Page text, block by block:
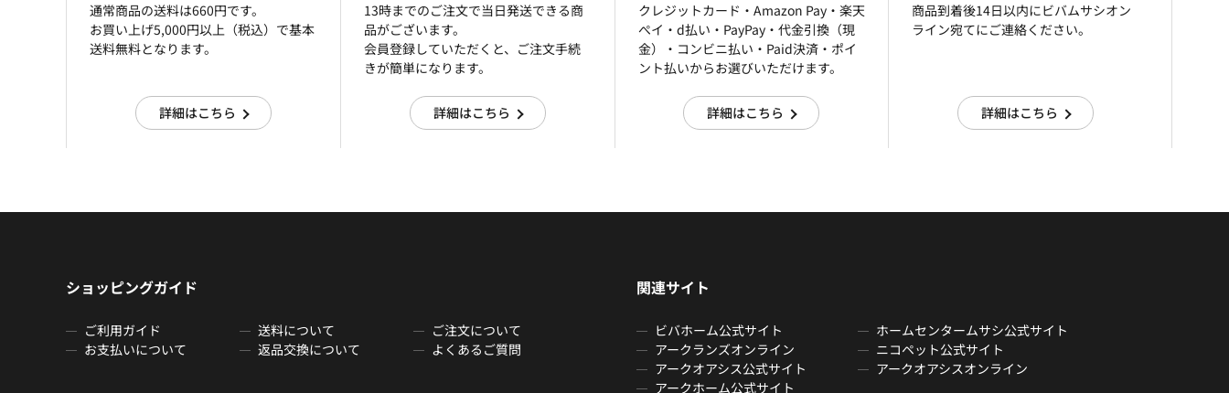
通常商品の送料は660円です。
お買い上げ5,000円以上（税込）で基本
送料無料となります。
詳細はこちら
13時までのご注文で当日発送できる商
品がございます。
会員登録していただくと、ご注文手続
きが簡単になります。
詳細はこちら
クレジットカード・Amazon Pay・楽天
ぺイ・d払い・PayPay・代金引換（現
金）・コンビニ払い・Paid決済・ポイ
ント払いからお選びいただけます。
詳細はこちら
商品到着後14日以内にビバムサシオン
ライン宛てにご連絡ください。
詳細はこちら
ショッピングガイド
ご利用ガイド 送料について
ご注文について
お支払いについて
返品交換について よくあるご質問
関連サイト
ビバホーム公式サイト
ホームセンタームサシ公式サイト
アークランズオンライン
ニコペット公式サイト
アークオアシス公式サイト
アークオアシスオンライン
アークホーム公式サイト